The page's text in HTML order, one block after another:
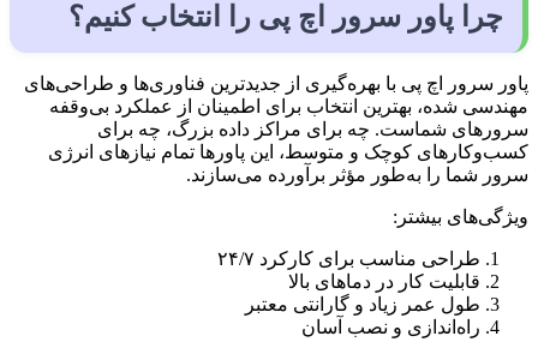
چرا پاور سرور اچ پی را انتخاب کنیم؟
پاور سرور اچ پی با بهره‌گیری از جدیدترین فناوری‌ها و طراحی‌های
مهندسی شده، بهترین انتخاب برای اطمینان از عملکرد بی‌وقفه
سرورهای شماست. چه برای مراکز داده بزرگ، چه برای
کسب‌وکارهای کوچک و متوسط، این پاورها تمام نیازهای انرژی
سرور شما را به‌طور مؤثر برآورده می‌سازند.
ویژگی‌های بیشتر:
طراحی مناسب برای کارکرد ۲۴/۷
قابلیت کار در دماهای بالا
طول عمر زیاد و گارانتی معتبر
راه‌اندازی و نصب آسان